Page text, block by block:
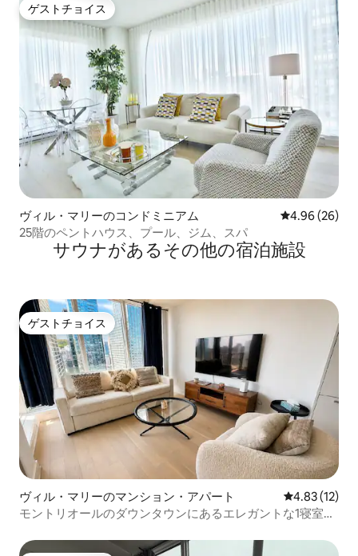
ゲストチョイス
ゲストチョイス
ヴィル・マリーのコンドミニアム レビュー26
4.96 (26)
25階のペントハウス、プール、ジム、スパ
サウナがあるその他の宿泊施設
ゲストチョイス
ゲストチョイス
ヴィル・マリーのマンション・アパート レビュー12
4.83 (12)
モントリオールのダウンタウンにあるエレガントな1寝室の